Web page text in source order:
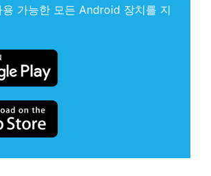
가능한 모든 Android 장치를 지